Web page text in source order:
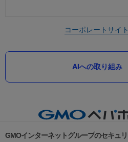
コーポレートサイト
AIへの取り組み
GMOインターネットグループのセキュ